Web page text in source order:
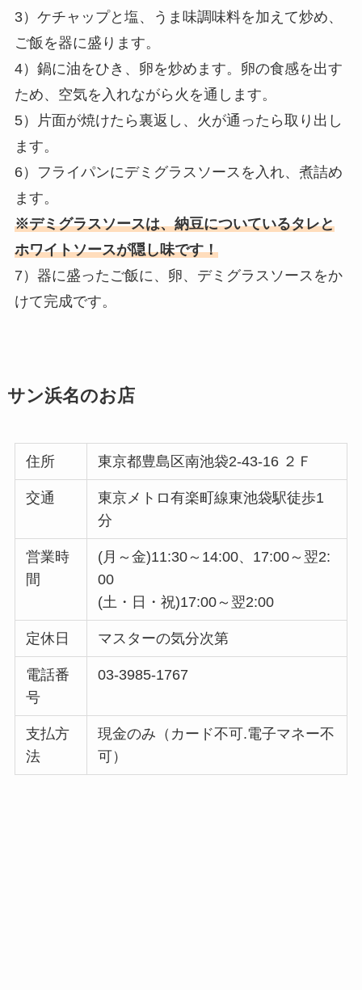
3）ケチャップと塩、うま味調味料を加えて炒め、
ご飯を器に盛ります。
4）鍋に油をひき、卵を炒めます。卵の食感を出す
ため、空気を入れながら火を通します。
5）片面が焼けたら裏返し、火が通ったら取り出し
ます。
6）フライパンにデミグラスソースを入れ、煮詰め
ます。
※デミグラスソースは、納豆についているタレと
ホワイトソースが隠し味です！
7）器に盛ったご飯に、卵、デミグラスソースをか
けて完成です。
サン浜名のお店
住所 東京都豊島区南池袋2-43-16 ２Ｆ
交通
東京メトロ有楽町線東池袋駅徒歩1
分
営業時
間
(月～金)11:30～14:00、17:00～翌2:
00
(土・日・祝)17:00～翌2:00
定休日 マスターの気分次第
電話番
号
03-3985-1767
支払方
法
現金のみ（カード不可.電子マネー不
可）